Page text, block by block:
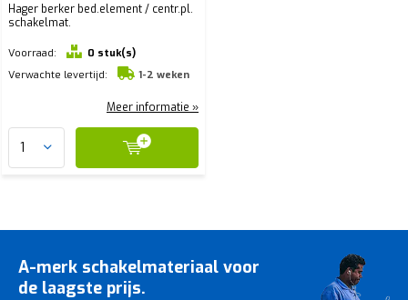
Hager berker bed.element / centr.pl.
schakelmat.
Voorraad:
0 stuk(s)
Verwachte levertijd:
1-2 weken
Meer informatie »
A-merk schakelmateriaal voor
de laagste prijs.